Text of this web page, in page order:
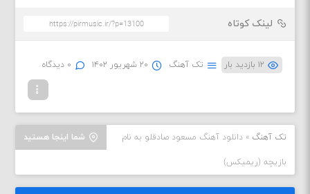
لینک کوتاه
۱۲ بازدید بار تک آهنگ ۲۰ شهریور ۱۴۰۲ ۰ دیدگاه
شما اینجا هستید تک آهنگ »دانلود آهنگ مسعود صادقلو به نام
بازیچه (ریمیکس)